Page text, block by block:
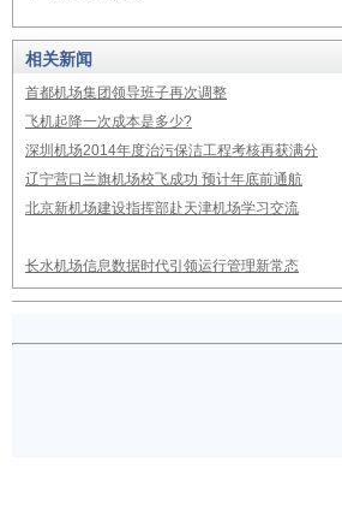
相关新闻
首都机场集团领导班子再次调整
飞机起降一次成本是多少?
深圳机场2014年度治污保洁工程考核再获满分
辽宁营口兰旗机场校飞成功 预计年底前通航
北京新机场建设指挥部赴天津机场学习交流
长水机场信息数据时代引领运行管理新常态